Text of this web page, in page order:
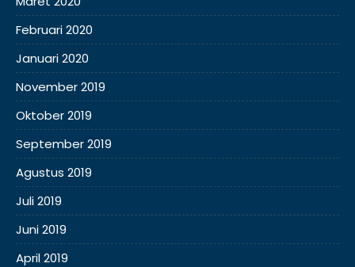
Februari 2020
Januari 2020
November 2019
Oktober 2019
September 2019
Agustus 2019
Juli 2019
Juni 2019
April 2019